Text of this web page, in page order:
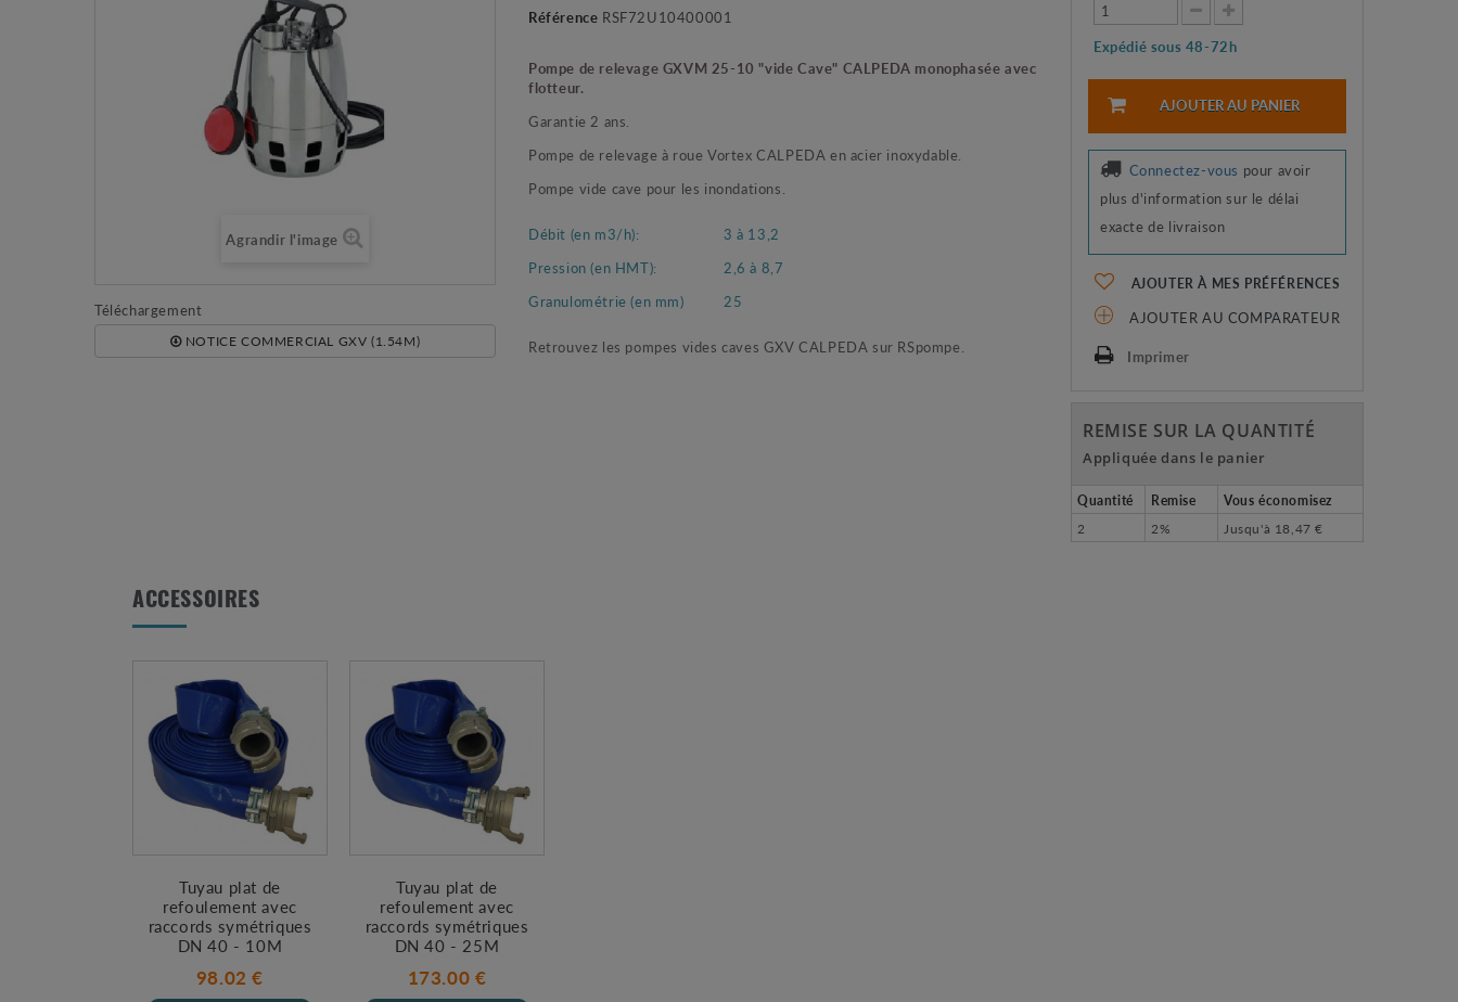
Agrandir l'image
Téléchargement
NOTICE COMMERCIAL GXV (1.54M)
Référence RSF72U10400001
Pompe de relevage GXVM 25-10 "vide Cave" CALPEDA monophasée avec
flotteur.
Garantie 2 ans.
Pompe de relevage à roue Vortex CALPEDA en acier inoxydable.
Pompe vide cave pour les inondations.
Débit (en m3/h):
3 à 13,2
Pression (en HMT):
2,6 à 8,7
Granulométrie (en mm)
25
Retrouvez les pompes vides caves GXV CALPEDA sur RSpompe.
Expédié sous 48-72h
AJOUTER AU PANIER
Connectez-vous pour avoir
plus d'information sur le délai
exacte de livraison
AJOUTER À MES PRÉFÉRENCES
AJOUTER AU COMPARATEUR
Imprimer
REMISE SUR LA QUANTITÉ
Appliquée dans le panier
Quantité Remise
Vous économisez
2
2% Jusqu'à 18,47 €
ACCESSOIRES
Tuyau plat de
refoulement avec
raccords symétriques
DN 40 - 10M
98.02 €
Tuyau plat de
refoulement avec
raccords symétriques
DN 40 - 25M
173.00 €